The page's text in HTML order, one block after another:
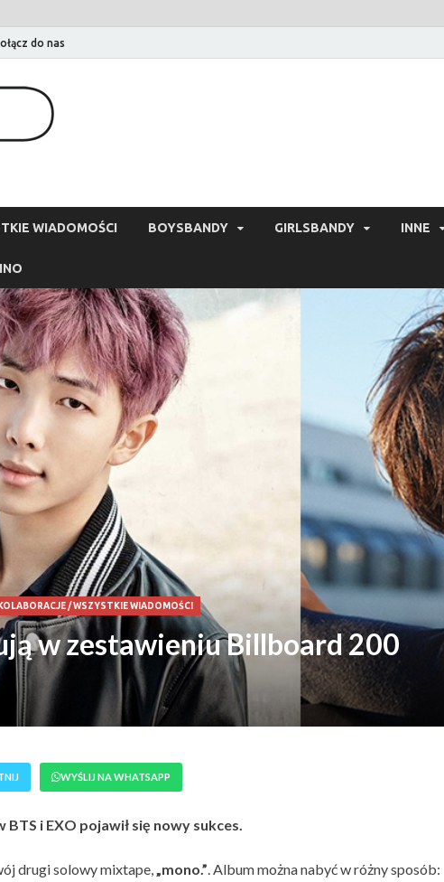
do nas
WIADOMOŚCI BOYSBANDY GIRLSBANDY INNE
/WSZYSTKIE WIADOMOŚCI
w zestawieniu Billboard 200
WYŚLIJ NA WHATSAPP
i EXO pojawił się nowy sukces.
drugi solowy mixtape,„mono.”. Album można nabyć w różny sposób: